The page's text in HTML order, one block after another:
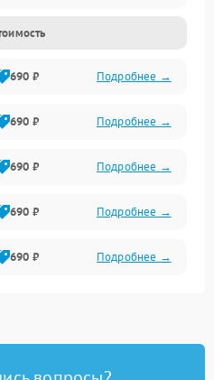
690 ₽ Подробнее →
690 ₽ Подробнее →
690 ₽ Подробнее →
690 ₽ Подробнее →
690 ₽ Подробнее →